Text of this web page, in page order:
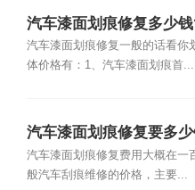
汽车漆面划痕修复多少
汽车漆面划痕修复一般的话看你
体价格有：1、汽车漆面划痕首...
汽车漆面划痕修复要多
汽车漆面划痕修复费用大概在一
般汽车刮痕维修的价格，主要...